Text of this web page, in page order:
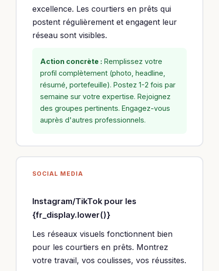
excellence. Les courtiers en prêts qui
postent régulièrement et engagent leur
réseau sont visibles.
Action concrète : Remplissez votre
profil complètement (photo, headline,
résumé, portefeuille). Postez 1-2 fois par
semaine sur votre expertise. Rejoignez
des groupes pertinents. Engagez-vous
auprès d'autres professionnels.
SOCIAL MEDIA
Instagram/TikTok pour les
{fr_display.lower()}
Les réseaux visuels fonctionnent bien
pour les courtiers en prêts. Montrez
votre travail, vos coulisses, vos réussites.